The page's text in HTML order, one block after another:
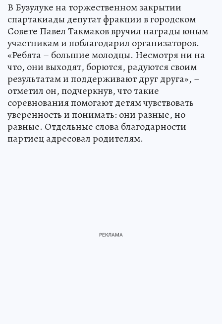
В Бузулуке на торжественном закрытии
спартакиады депутат фракции в городском
Совете Павел Такмаков вручил награды юным
участникам и поблагодарил организаторов.
«Ребята – большие молодцы. Несмотря ни на
что, они выходят, борются, радуются своим
результатам и поддерживают друг друга», –
отметил он, подчеркнув, что такие
соревнования помогают детям чувствовать
уверенность и понимать: они разные, но
равные. Отдельные слова благодарности
партиец адресовал родителям.